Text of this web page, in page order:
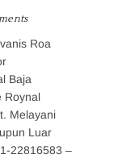
Roa
Baja
Roynal
Melayani
Luar
22816583 –